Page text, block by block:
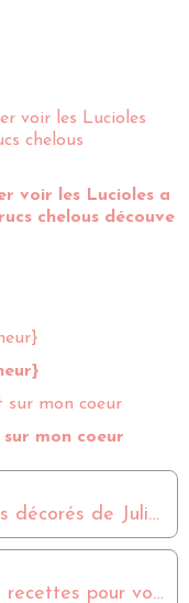
voir les Lucioles a
chelous découve
mon coeur
You Did It Yourself : les prénoms décorés de Julie Made in Canada
La diversification : 30 pages de recettes pour vous